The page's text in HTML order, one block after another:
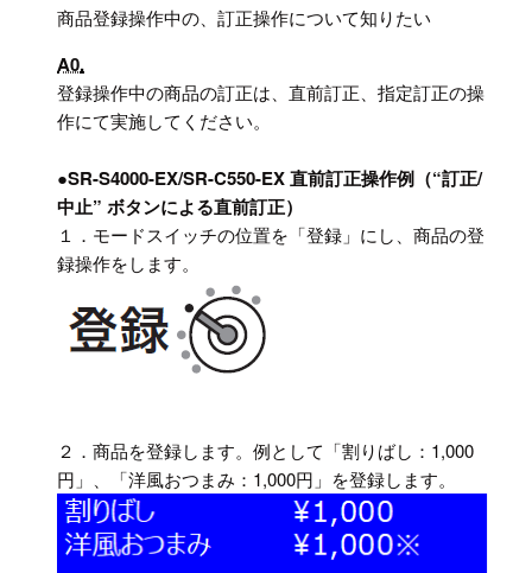
商品登録操作中の、訂正操作について知りたい
A0
登録操作中の商品の訂正は、直前訂正、指定訂正の操
作にて実施してください。
●SR-S4000-EX/SR-C550-EX 直前訂正操作例（“訂正/
中止” ボタンによる直前訂正）
１．モードスイッチの位置を「登録」にし、商品の登
録操作をします。
２．商品を登録します。例として「割りばし：1,000
円」、「洋風おつまみ：1,000円」を登録します。